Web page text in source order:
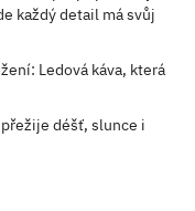
každý detail má svůj
Ledová káva, která
déšť, slunce i